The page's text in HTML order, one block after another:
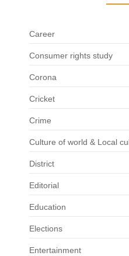
Career
Consumer rights study
Corona
Cricket
Crime
Culture of world & Local
District
Editorial
Education
Elections
Entertainment